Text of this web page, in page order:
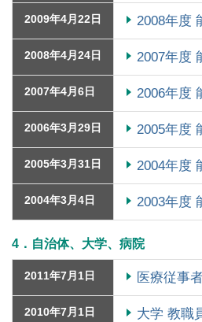
2009年4月22日 2008年度
2008年4月24日 2007年度
2007年4月6日 2006年度
2006年3月29日 2005年度
2005年3月31日 2004年度
2004年3月4日 2003年度
4．自治体、大学、病院
2011年7月1日 医療従事
2010年7月1日 大学 教職